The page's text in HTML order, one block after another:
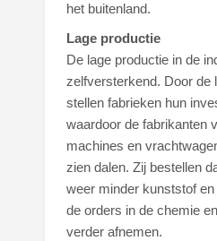
het buitenland.
Lage productie
De lage productie in de
zelfversterkend. Door de
stellen fabrieken hun
waardoor de fabrikanten
machines en
zien dalen. Zij bestellen
weer minder kunststof
de orders in de chemie
verder afnemen.